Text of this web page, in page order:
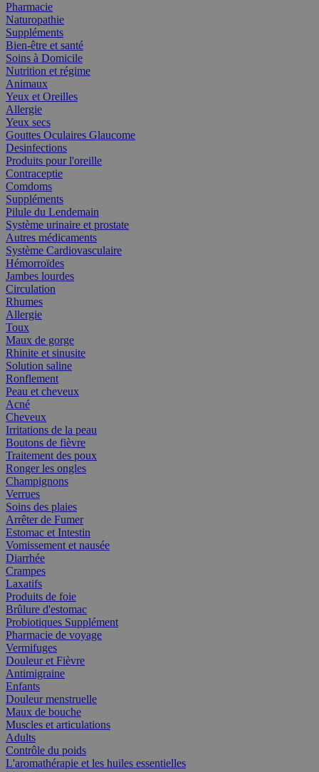
Pharmacie
Naturopathie
Suppléments
Bien-être et santé
Soins à Domicile
Nutrition et régime
Animaux
Yeux et Oreilles
Allergie
Yeux secs
Gouttes Oculaires Glaucome
Desinfections
Produits pour l'oreille
Contraceptie
Comdoms
Suppléments
Pilule du Lendemain
Système urinaire et prostate
Autres médicaments
Système Cardiovasculaire
Hémorroïdes
Jambes lourdes
Circulation
Rhumes
Allergie
Toux
Maux de gorge
Rhinite et sinusite
Solution saline
Ronflement
Peau et cheveux
Acné
Cheveux
Irritations de la peau
Boutons de fièvre
Traitement des poux
Ronger les ongles
Champignons
Verrues
Soins des plaies
Arrêter de Fumer
Estomac et Intestin
Vomissement et nausée
Diarrhée
Crampes
Laxatifs
Produits de foie
Brûlure d'estomac
Probiotiques Supplément
Pharmacie de voyage
Vermifuges
Douleur et Fièvre
Antimigraine
Enfants
Douleur menstruelle
Maux de bouche
Muscles et articulations
Adults
Contrôle du poids
L'aromathérapie et les huiles essentielles